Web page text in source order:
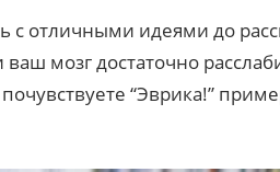
с отличными идеями до
мозг достаточно
“Эврика!”